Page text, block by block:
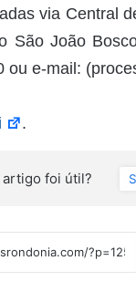
via Central
São João
ou e-mail: (
.
artigo foi útil?